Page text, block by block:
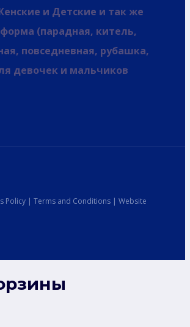
и Детские и так же
(парадная, китель,
повседневная, рубашка,
девочек и мальчиков
Policy | Terms and Conditions | Website